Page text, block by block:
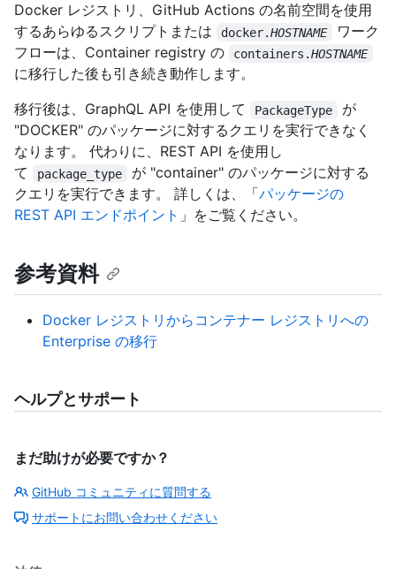
Docker レジストリ、GitHub Actions の名前空間を使用
するあらゆるスクリプトまたは
docker.HOSTNAME
ワーク
フローは、Container registry の
containers.HOSTNAME
に移行した後も引き続き動作します。
移行後は、GraphQL API を使用して
PackageType
が
"DOCKER" のパッケージに対するクエリを実行できなく
なります。 代わりに、REST API を使用し
て
package_type
が "container" のパッケージに対する
クエリを実行できます。 詳しくは、「パッケージの
REST API エンドポイント 」をご覧ください。
参考資料
Docker レジストリからコンテナー レジストリへの
Enterprise の移行
ヘルプとサポート
まだ助けが必要ですか？
GitHub コミュニティに質問する
サポートにお問い合わせください